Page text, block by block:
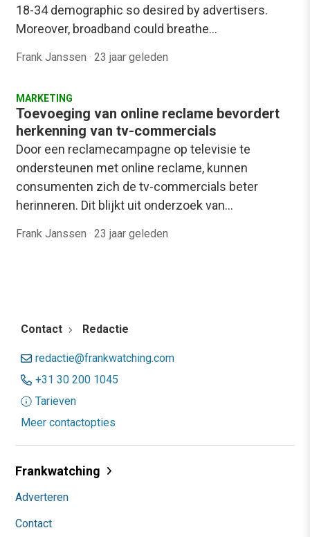
18-34 demographic so desired by advertisers.
Moreover, broadband could breathe…
Frank Janssen · 23 jaar geleden
MARKETING
Toevoeging van online reclame bevordert
herkenning van tv-commercials
Door een reclamecampagne op televisie te
ondersteunen met online reclame, kunnen
consumenten zich de tv-commercials beter
herinneren. Dit blijkt uit onderzoek van…
Frank Janssen · 23 jaar geleden
Contact Redactie
redactie@frankwatching.com
+31 30 200 1045
Tarieven
Meer contactopties
Frankwatching
Adverteren
Contact